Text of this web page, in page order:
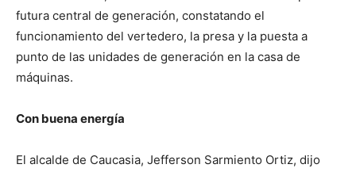
futura central de generación, constatando el
funcionamiento del vertedero, la presa y la puesta a
punto de las unidades de generación en la casa de
máquinas.
Con buena energía
El alcalde de Caucasia, Jefferson Sarmiento Ortiz, dijo